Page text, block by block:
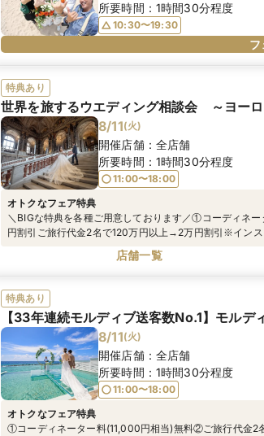
所要時間： 1時間30分程度
10:30〜19:30
フ
特典あり
世界を旅するウエディング相談会 ～ヨー
8/11(火)
開催店舗： 全店舗
所要時間： 1時間30分程度
11:00〜18:00
オトクなフェア特典
＼BIGな特典を各種ご用意しております／①コーディネ
円割引ご旅行代金2名で120万円以上→2万円割引※イン
らの相談予約＆ご成約で電子マネーギフトがもらえる
店舗一覧
特典あり
【33年連続モルディブ送客数No.1】モルデ
8/11(火)
開催店舗： 全店舗
所要時間： 1時間30分程度
11:00〜18:00
オトクなフェア特典
①コーディネーター料(11,000円相当)無料②ご旅行代金